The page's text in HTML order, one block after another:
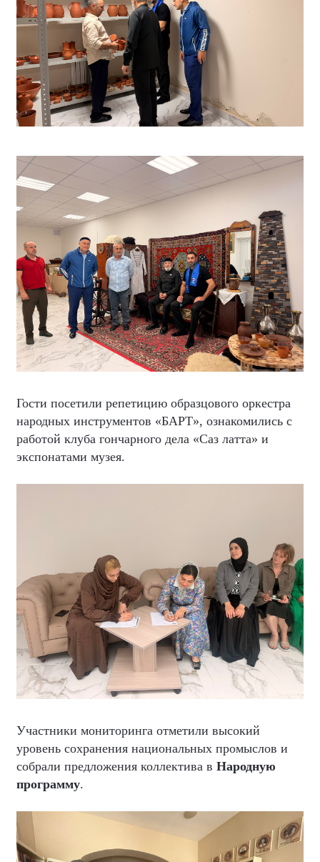
Гости посетили репетицию образцового оркестра
народных инструментов «БАРТ», ознакомились с
работой клуба гончарного дела «Саз латта» и
экспонатами музея.
Участники мониторинга отметили высокий
уровень сохранения национальных промыслов и
собрали предложения коллектива в Народную
программу.